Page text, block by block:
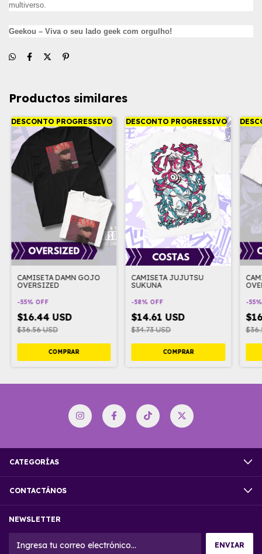
multiverso.
Geekou – Viva o seu lado geek com orgulho!
Productos similares
DESCONTO PROGRESSIVO
CAMISETA DAMN GOJO
OVERSIZED
-55% OFF
$16.44 USD
$36.56 USD
COMPRAR
DESCONTO PROGRESSIVO
CAMISETA JUJUTSU
SUKUNA
-58% OFF
$14.61 USD
$34.73 USD
COMPRAR
-55
CATEGORÍAS
CONTACTÁNOS
NEWSLETTER